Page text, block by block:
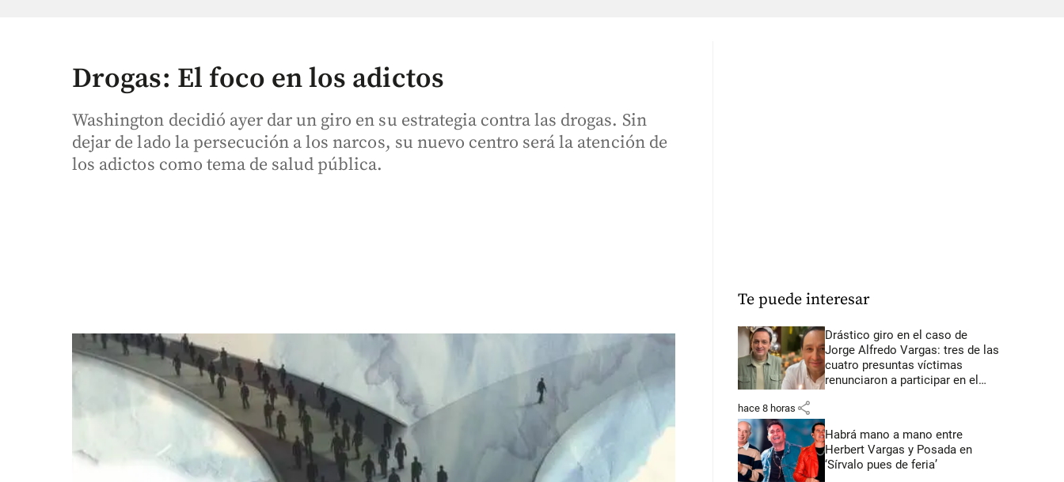
Drogas: El foco en los adictos
Washington decidió ayer dar un giro en su estrategia contra las drogas. Sin
dejar de lado la persecución a los narcos, su nuevo centro será la atención de
los adictos como tema de salud pública.
Te puede interesar
Drástico giro en el caso de
Jorge Alfredo Vargas: tres de las
cuatro presuntas víctimas
renunciaron a participar en el
hace 8 horas share
Habrá mano a mano entre
Herbert Vargas y Posada en
‘Sírvalo pues de feria’